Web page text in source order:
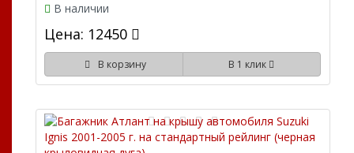
В наличии
Цена: 12450
В корзину В 1 клик